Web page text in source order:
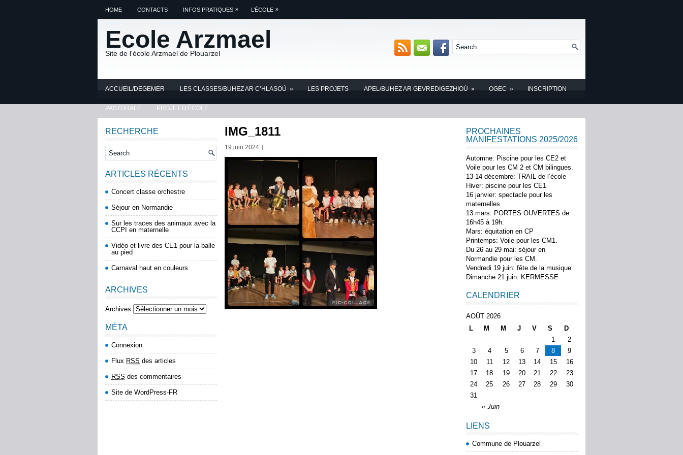
HOME CONTACTS INFOS PRATIQUES » L’ÉCOLE »
Ecole Arzmael
Site de l'école Arzmael de Plouarzel
ACCUEIL/DEGEMER LES CLASSES/BUHEZ AR C’HLASOÙ » LES PROJETS APEL/BUHEZ AR GEVREDIGEZHIOÙ » OGEC » INSCRIPTION
PASTORALE PROJET D'ÉCOLE
IMG_1811
19 juin 2024
RECHERCHE
ARTICLES RÉCENTS
Concert classe orchestre
Séjour en Normandie
Sur les traces des animaux avec la
CCPI en maternelle
Vidéo et livre des CE1 pour la balle
au pied
Carnaval haut en couleurs
ARCHIVES
Archives
MÉTA
Connexion
Flux RSS des articles
RSS des commentaires
Site de WordPress-FR
PROCHAINES
MANIFESTATIONS 2025/2026
Automne: Piscine pour les CE2 et
Voile pour les CM 2 et CM bilingues.
13-14 décembre: TRAIL de l’école
Hiver: piscine pour les CE1
16 janvier: spectacle pour les
maternelles
13 mars: PORTES OUVERTES de
16h45 à 19h.
Mars: équitation en CP
Printemps: Voile pour les CM1.
Du 26 au 29 mai: séjour en
Normandie pour les CM.
Vendredi 19 juin: fête de la musique
Dimanche 21 juin: KERMESSE
CALENDRIER
AOÛT 2026
L
M M J V S D
« Juin
1
2
3
4 5 6 7 8
9
10
11 12 13 14 15
16
17
18 19 20 21 22
23
24
25 26 27 28 29
30
31
LIENS
Commune de Plouarzel